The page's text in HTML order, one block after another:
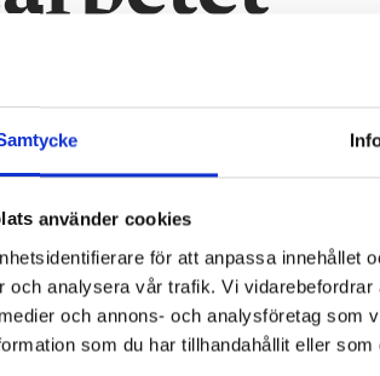
använder cookies
för att anpassa innehållet
och analysera vår trafik. Vi
och annons- och analysföretag som
som du har tillhandahållit eller
verkligheten blir steget ut i arbetslivet